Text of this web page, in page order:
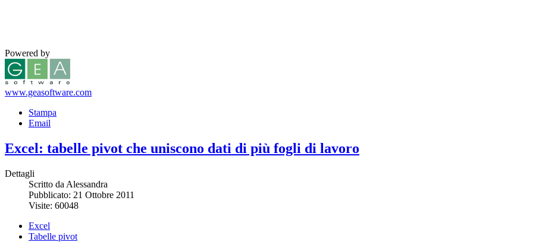
Powered by
www.geasoftware.com
Stampa
Email
Excel: tabelle pivot che uniscono dati di più fogli di lavoro
Dettagli
Scritto da Alessandra
Pubblicato: 21 Ottobre 2011
Visite: 60048
Excel
Tabelle pivot